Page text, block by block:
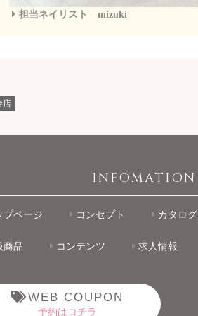
担当ネイリスト mizuki
店
INFOMATION
プページ コンセプト カタログ
商品 コンテンツ 求人情報
WEB COUPON
予約はコチラ